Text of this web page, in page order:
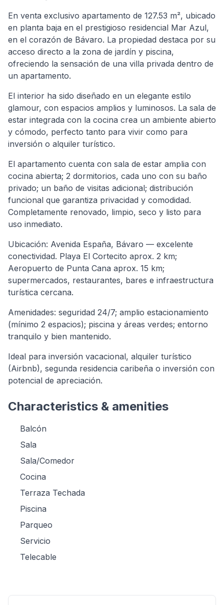
En venta exclusivo apartamento de 127.53 m², ubicado
en planta baja en el prestigioso residencial Mar Azul,
en el corazón de Bávaro. La propiedad destaca por su
acceso directo a la zona de jardín y piscina,
ofreciendo la sensación de una villa privada dentro de
un apartamento.
El interior ha sido diseñado en un elegante estilo
glamour, con espacios amplios y luminosos. La sala de
estar integrada con la cocina crea un ambiente abierto
y cómodo, perfecto tanto para vivir como para
inversión o alquiler turístico.
El apartamento cuenta con sala de estar amplia con
cocina abierta; 2 dormitorios, cada uno con su baño
privado; un baño de visitas adicional; distribución
funcional que garantiza privacidad y comodidad.
Completamente renovado, limpio, seco y listo para
uso inmediato.
Ubicación: Avenida España, Bávaro — excelente
conectividad. Playa El Cortecito aprox. 2 km;
Aeropuerto de Punta Cana aprox. 15 km;
supermercados, restaurantes, bares e infraestructura
turística cercana.
Amenidades: seguridad 24/7; amplio estacionamiento
(mínimo 2 espacios); piscina y áreas verdes; entorno
tranquilo y bien mantenido.
Ideal para inversión vacacional, alquiler turístico
(Airbnb), segunda residencia caribeña o inversión con
potencial de apreciación.
Characteristics & amenities
Balcón
Sala
Sala/Comedor
Cocina
Terraza Techada
Piscina
Parqueo
Servicio
Telecable